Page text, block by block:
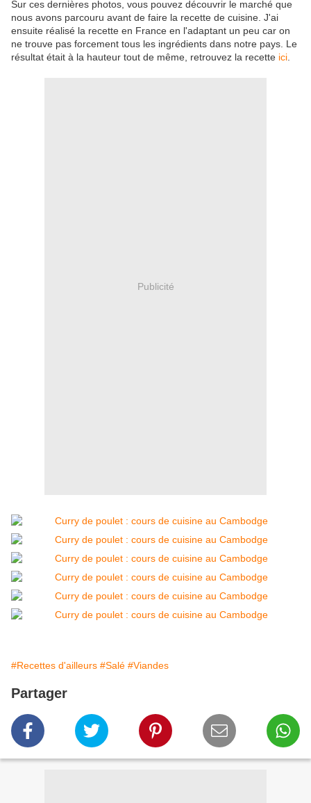
Sur ces dernières photos, vous pouvez découvrir le marché que
nous avons parcouru avant de faire la recette de cuisine. J'ai
ensuite réalisé la recette en France en l'adaptant un peu car on
ne trouve pas forcement tous les ingrédients dans notre pays. Le
résultat était à la hauteur tout de même, retrouvez la recette ici
Publicité
#Recettes d'ailleurs #Salé #Viandes
Partager